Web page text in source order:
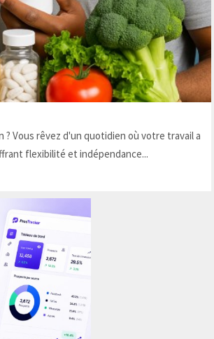
Vous rêvez d'un quotidien où votre travail a
flexibilité et indépendance...